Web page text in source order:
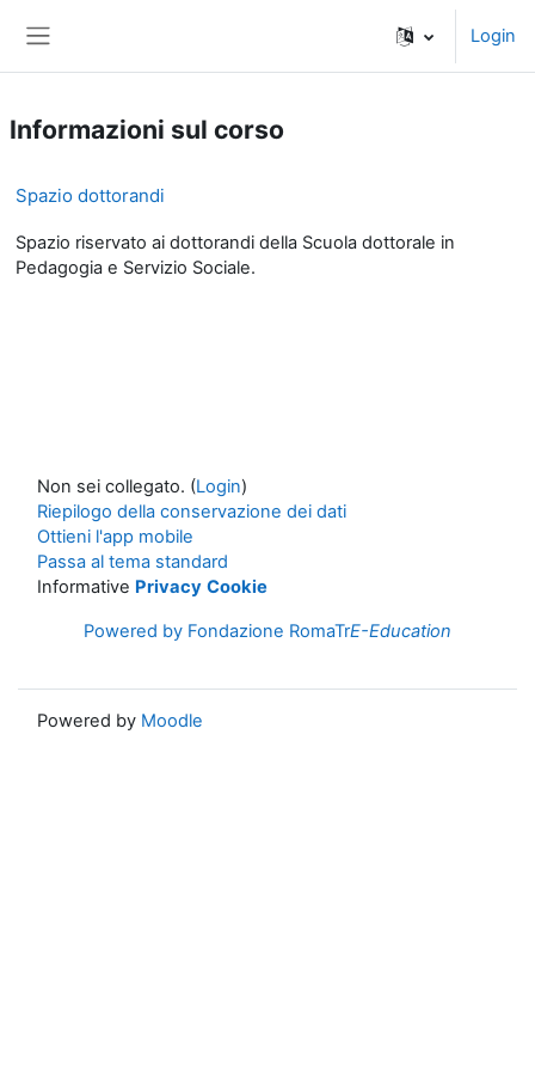
Login
Informazioni sul corso
Spazio dottorandi
Spazio riservato ai dottorandi della Scuola dottorale in
Pedagogia e Servizio Sociale.
Non sei collegato. (Login)
Riepilogo della conservazione dei dati
Ottieni l'app mobile
Passa al tema standard
Informative Privacy Cookie
Powered by Fondazione RomaTrE-Education
Powered by Moodle